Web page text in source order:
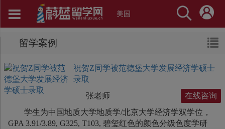
美国
留学案例
祝贺Z同学被范德堡大学发展经济学硕士
录取
张老师
在线咨询
学生为中国地质大学地质学/北京大学经济学双学位，
GPA 3.91/3.89, G325, T103, 碧玺红色的颜色分级色度学研